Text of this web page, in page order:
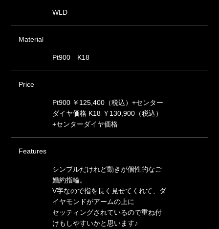
WLD
Material
Pt900 K18
Price
Pt900 ￥125,400（税込）+センター
ダイヤ価格 K18 ￥130,900（税込）
+センターダイヤ価格
Features
シンプルだけれど動きが個性的なご
婚約指輪。
V字なので指を長く見せてくれて、ダ
イヤモンドがアームの上に
セッティングされているので重ね付
けもしやすいかと思います♪